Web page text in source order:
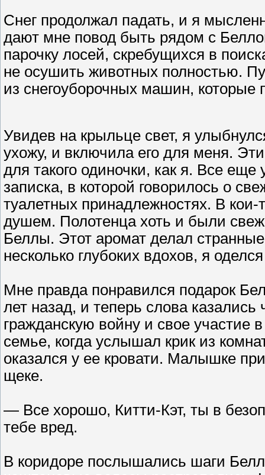
Снег продолжал падать, и я
дают мне повод быть рядом с
парочку лосей, скребущихся в
не осушить животных полностью.
из снегоуборочных машин, которые
Увидев на крыльце свет, я
ухожу, и включила его для меня.
для такого одиночки, как я. Все
записка, в которой говорилось о
туалетных принадлежностях. В
душем. Полотенца хоть и были
Беллы. Этот аромат делал
несколько глубоких вдохов, я
Мне правда понравился подарок
лет назад, и теперь слова
гражданскую войну и свое участие
семье, когда услышал крик из
оказался у ее кровати. Малышке
щеке.
— Все хорошо, Китти-Кэт, ты в
тебе вред.
В коридоре послышались шаги